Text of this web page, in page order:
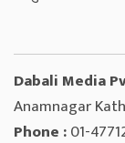
Dabali Media
Anamnagar
Phone :01-